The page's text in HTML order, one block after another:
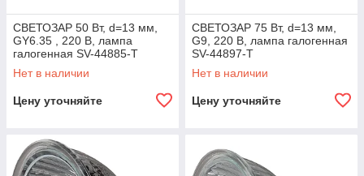
СВЕТОЗАР 50 Вт, d=13 мм,
GY6.35 , 220 В, лампа
галогенная SV-44885-T
Нет в наличии
Цену уточняйте
СВЕТОЗАР 75 Вт, d=13 мм,
G9, 220 В, лампа галогенная
SV-44897-T
Нет в наличии
Цену уточняйте